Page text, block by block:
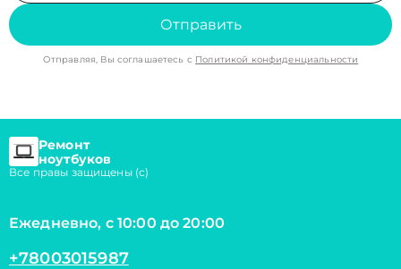
Отправить
Отправляя, Вы соглашаетесь с Политикой конфиденциальности
Ремонт
ноутбуков
Все правы защищены (с)
Ежедневно, с 10:00 до 20:00
+78003015987